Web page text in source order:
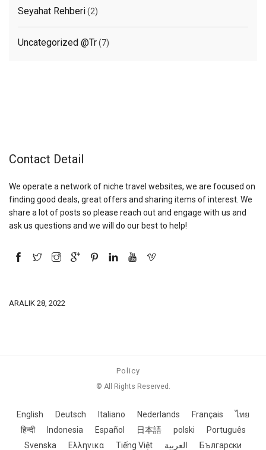
Seyahat Rehberi(2)
Uncategorized @tr(7)
Contact Detail
We operate a network of niche travel websites, we are focused on
finding good deals, great offers and sharing items of interest. We
share a lot of posts so please reach out and engage with us and
ask us questions and we will do our best to help!
ARALIK 28, 2022
Policy
© All Rights Reserved.
English Deutsch Italiano Nederlands Français
ไทย
हिन्दी
Indonesia Español 日本語 polski
Português
Svenska
Ελληνικα Tiếng Việt العربية Български